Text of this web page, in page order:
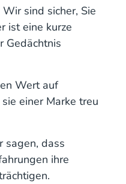
sind sicher, Sie
ist eine kurze
Gedächtnis
Wert auf
einer Marke treu
sagen, dass
ihre